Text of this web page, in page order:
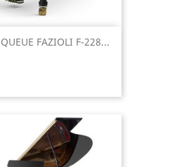
FAZIOLI F-228...